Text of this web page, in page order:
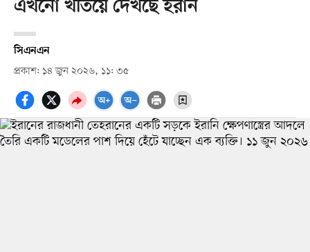
এখনো খতিয়ে দেখছে ইরান
সিএনএন
প্রকাশ: ১৪ জুন ২০২৬, ১১: ৩৫